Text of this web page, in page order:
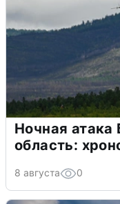
Ночная
область:
8 августа 0